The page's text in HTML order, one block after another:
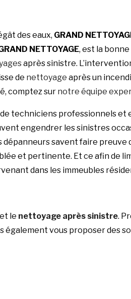
des eaux, GRAND
NETTOYAGE, est la
après sinistre.
de nettoyage après un
comptez sur notre équipe
techniciens professionnels et
engendrer les sinistres
dépanneurs savent faire preuve
et pertinente. Et ce afin de
dans les immeubles
le nettoyage après sinistre.
vous proposer des